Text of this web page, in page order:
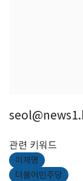
관련 키워드
이재명
더불어민주당